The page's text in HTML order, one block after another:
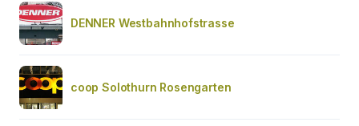
DENNER Westbahnhofstrasse
coop Solothurn Rosengarten